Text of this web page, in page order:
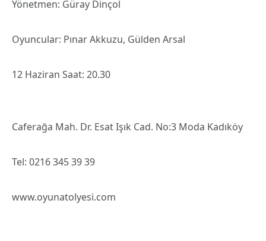
Yönetmen: Güray Dinçol
Oyuncular: Pınar Akkuzu, Gülden Arsal
12 Haziran Saat: 20.30
Caferağa Mah. Dr. Esat Işık Cad. No:3 Moda Kadıköy
Tel: 0216 345 39 39
www.oyunatolyesi.com